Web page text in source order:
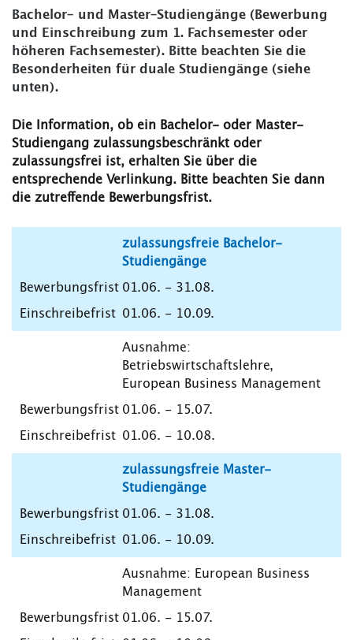
Bachelor- und Master-Studiengänge (Bewerbung
und Einschreibung zum 1. Fachsemester oder
höheren Fachsemester). Bitte beachten Sie die
Besonderheiten für duale Studiengänge (siehe
unten).
Die Information, ob ein Bachelor- oder Master-
Studiengang zulassungsbeschränkt oder
zulassungsfrei ist, erhalten Sie über die
entsprechende Verlinkung. Bitte beachten Sie dann
die zutreffende Bewerbungsfrist.
zulassungsfreie Bachelor-
Studiengänge
01.06. - 31.08.
01.06. - 10.09.
Ausnahme:
Betriebswirtschaftslehre,
European Business Management
01.06. - 15.07.
01.06. - 10.08.
zulassungsfreie Master-
Studiengänge
01.06. - 31.08.
01.06. - 10.09.
Ausnahme: European Business
Management
01.06. - 15.07.